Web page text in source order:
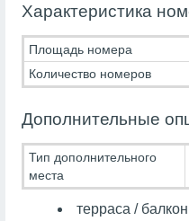
Характеристика
Площадь номера
Количество номеров
Дополнительные
Тип дополнительного
места
терраса / балкон